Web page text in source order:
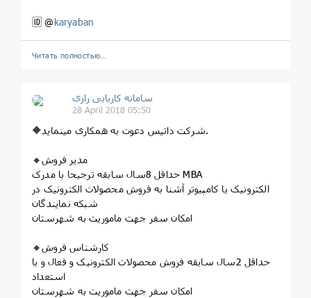
🆔 @karyaban
Читать полностью…
سامانه کاریابی رازی
28 April 2018 05:50
🔶شرکت داتیس دعوت به همکاری مینماید.
🔸مدیر فروش
حداقل 8سال سابقه ترجیحا با مدرک MBA
الکترونیک یا کامپیوتر آشنا به فروش محصولات الکترونیک در
شبکه نمایندگان
امکان سفر جهت ماموریت به شهرستان
🔸کارشناس فروش
حداقل 2سال سابقه فروش محصولات الکترونیک و فعال و با
استعداد
امکان سفر جهت ماموریت به شهرستان